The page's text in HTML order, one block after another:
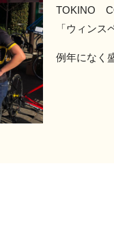
TOKINO
「ウィンス
例年になく